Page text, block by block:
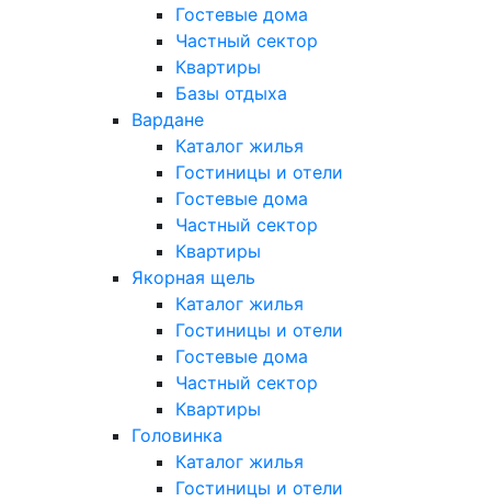
Гостевые дома
Частный сектор
Квартиры
Базы отдыха
Вардане
Каталог жилья
Гостиницы и отели
Гостевые дома
Частный сектор
Квартиры
Якорная щель
Каталог жилья
Гостиницы и отели
Гостевые дома
Частный сектор
Квартиры
Головинка
Каталог жилья
Гостиницы и отели